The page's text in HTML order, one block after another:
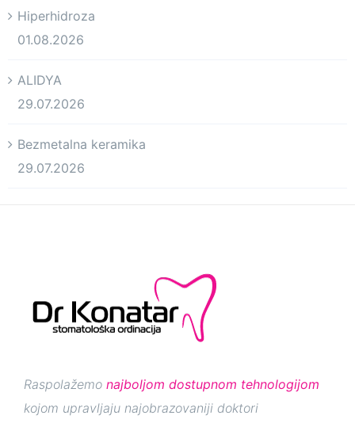
Hiperhidroza
01.08.2026
ALIDYA
29.07.2026
Bezmetalna keramika
29.07.2026
Raspolažemo najboljom dostupnom tehnologijom
kojom upravljaju najobrazovaniji doktori